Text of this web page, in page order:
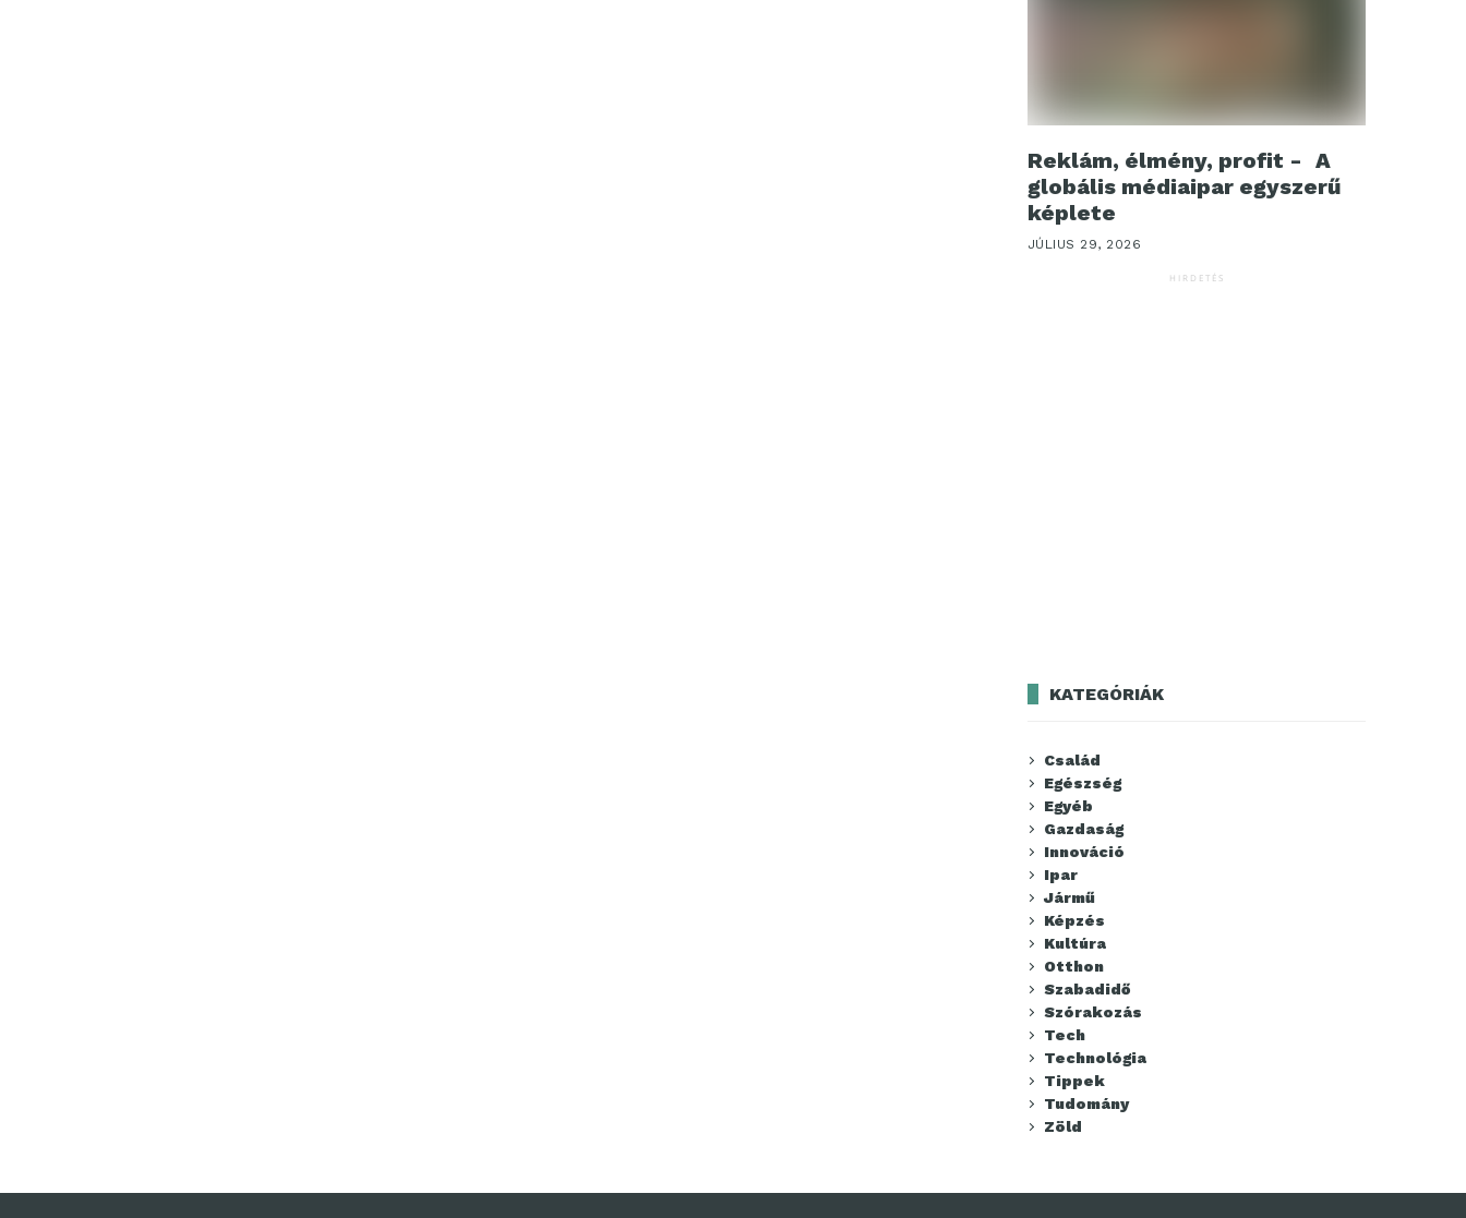
Reklám, élmény, profit - A
globális médiaipar egyszerű
képlete
JÚLIUS 29, 2026
HIRDETÉS
KATEGÓRIÁK
Család
Egészség
Egyéb
Gazdaság
Innováció
Ipar
Jármű
Képzés
Kultúra
Otthon
Szabadidő
Szórakozás
Tech
Technológia
Tippek
Tudomány
Zöld